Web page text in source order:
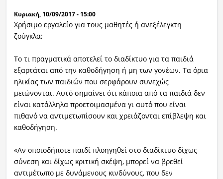
Κυριακή, 10/09/2017 - 15:00
Χρήσιμο εργαλείο για τους μαθητές ή ανεξέλεγκτη
ζούγκλα;
Το τι πραγματικά αποτελεί το διαδίκτυο για τα παιδιά
εξαρτάται από την καθοδήγηση ή μη των γονέων. Τα όρια
ηλικίας των παιδιών που σερφάρουν συνεχώς
μειώνονται. Αυτό σημαίνει ότι κάποια από τα παιδιά δεν
είναι κατάλληλα προετοιμασμένα γι αυτό που είναι
πιθανό να αντιμετωπίσουν και χρειάζονται επίβλεψη και
καθοδήγηση.
«Αν οποιοδήποτε παιδί πλοηγηθεί στο διαδίκτυο δίχως
σύνεση και δίχως κριτική σκέψη, μπορεί να βρεθεί
αντιμέτωπο με δυνάμενους κινδύνους, που δεν